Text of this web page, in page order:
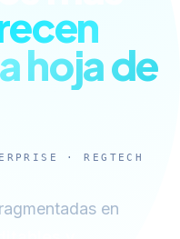
hoja de
· REGTECH
en